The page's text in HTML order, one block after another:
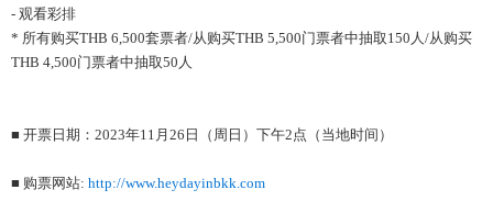
- 观看彩排
* 所有购买THB 6,500套票者/从购买THB 5,500门票者中抽取150人/从购买
THB 4,500门票者中抽取50人
■ 开票日期：2023年11月26日（周日）下午2点（当地时间）
■ 购票网站: http://www.heydayinbkk.com